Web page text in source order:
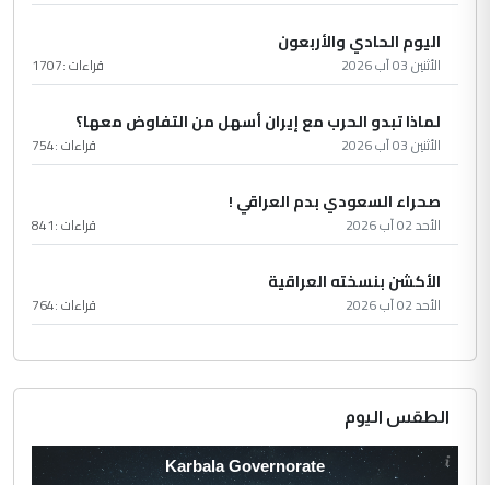
اليوم الحادي والأربعون
الأثنين 03 آب 2026 قراءات :1707
لماذا تبدو الحرب مع إيران أسهل من التفاوض معها؟
الأثنين 03 آب 2026 قراءات :754
صحراء السعودي بدم العراقي !
الأحد 02 آب 2026 قراءات :841
الأكشن بنسخته العراقية
الأحد 02 آب 2026 قراءات :764
الطقس اليوم
Karbala Governorate